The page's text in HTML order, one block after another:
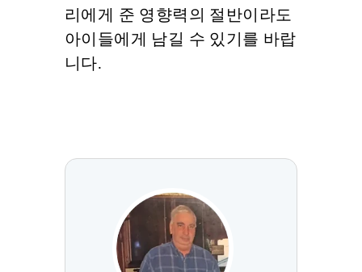
리에게 준 영향력의 절반이라도
아이들에게 남길 수 있기를 바랍
니다.